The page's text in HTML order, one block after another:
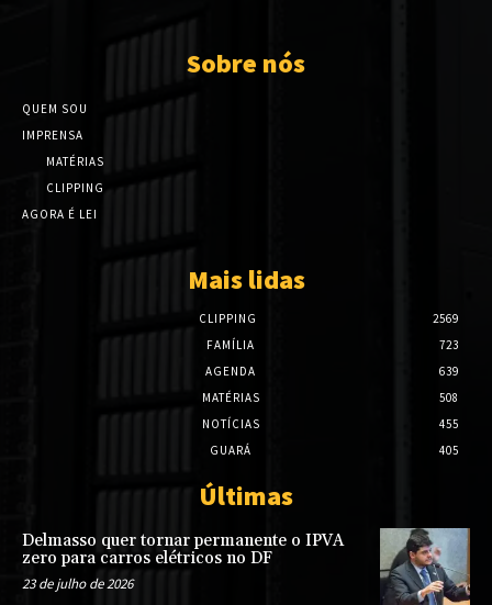
Sobre nós
QUEM SOU
IMPRENSA
MATÉRIAS
CLIPPING
AGORA É LEI
Mais lidas
CLIPPING
2569
FAMÍLIA
723
AGENDA
639
MATÉRIAS
508
NOTÍCIAS
455
GUARÁ
405
Últimas
Delmasso quer tornar permanente o IPVA
zero para carros elétricos no DF
23 de julho de 2026